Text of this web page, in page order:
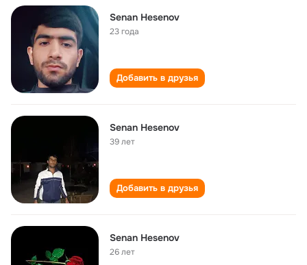
Senan Hesenov
23 года
Добавить в друзья
Senan Hesenov
39 лет
Добавить в друзья
Senan Hesenov
26 лет